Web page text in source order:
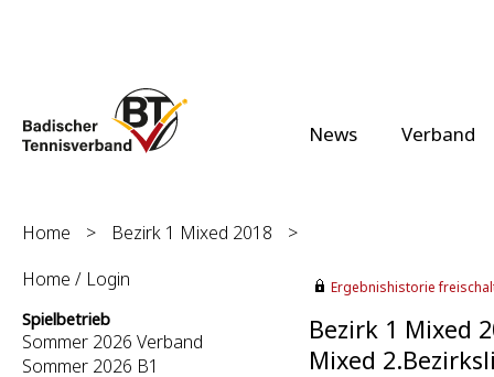
News Verband
Home > Bezirk 1 Mixed 2018
>
Home / Login
Spielbetrieb
Sommer 2026 Verband
Sommer 2026 B1
Ergebnishistorie
Bezirk 1 Mixed
Mixed